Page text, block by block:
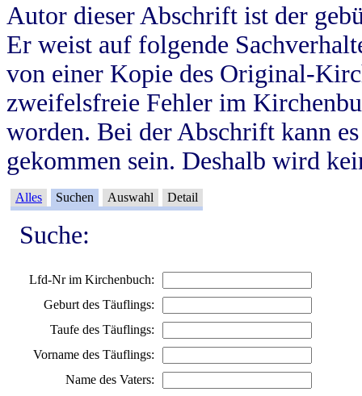
Autor dieser Abschrift ist der
Er weist auf folgende
von einer Kopie des Original-
zweifelsfreie Fehler im
worden. Bei der Abschrift kann
gekommen sein. Deshalb wird
Alles Suchen Auswahl Detail
Suche:
Lfd-Nr im Kirchenbuch:
Geburt des Täuflings:
Taufe des Täuflings:
Vorname des Täuflings:
Name des Vaters: